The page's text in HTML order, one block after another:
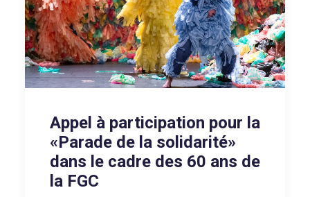
Appel à participation pour la
«Parade de la solidarité»
dans le cadre des 60 ans de
la FGC